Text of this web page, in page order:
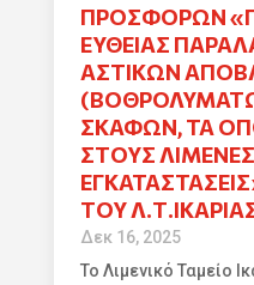
ΠΡΟΣΦΟΡΏΝ
ΕΥΘΕΊΑΣ
ΑΣΤΙΚΏΝ
ΣΚΑΦΏΝ, ΤΑ
ΣΤΟΥΣ ΛΙΜΈΝΕΣ
ΤΟΥ
Δεκ 16, 2025
Το Λιμενικό Ταμείο